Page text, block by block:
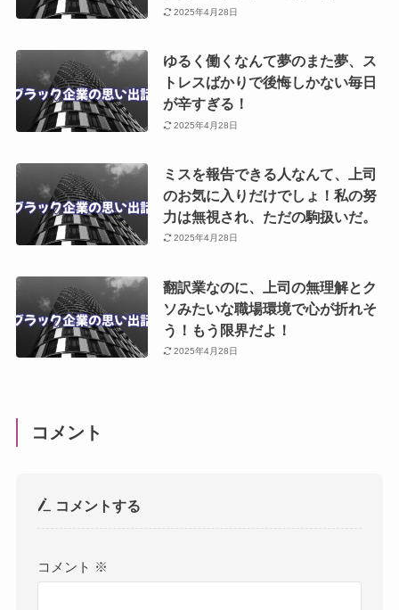
2025年4月28日
ゆるく働くなんて夢のまた夢、ス
トレスばかりで後悔しかない毎日
が辛すぎる！
2025年4月28日
ミスを報告できる人なんて、上司
のお気に入りだけでしょ！私の努
力は無視され、ただの駒扱いだ。
2025年4月28日
翻訳業なのに、上司の無理解とク
ソみたいな職場環境で心が折れそ
う！もう限界だよ！
2025年4月28日
コメント
コメントする
コメント ※